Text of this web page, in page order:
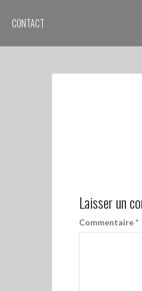
CONTACT
Laisser un
Commentaire*